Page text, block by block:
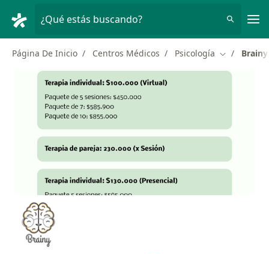
¿Qué estás buscando?
Página De Inicio Centros Médicos Psicología Cambiar de